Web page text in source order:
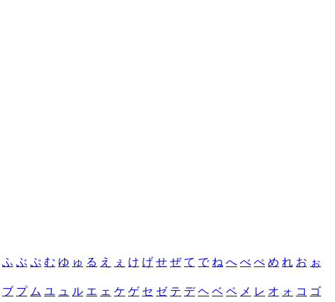
ふ ぶ ぷ む ゆ ゅ る え ぇ け げ せ ぜ て で ね へ べ ぺ め れ お ぉ
ブ プ ム ユ ュ ル エ ェ ケ ゲ セ ゼ テ デ ヘ ベ ペ メ レ オ ォ コ ゴ